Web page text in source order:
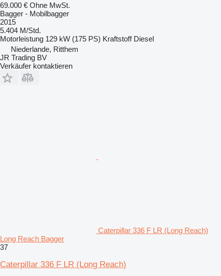
69.000 € Ohne MwSt.
Bagger - Mobilbagger
2015
5.404 M/Std.
Motorleistung 129 kW (175 PS) Kraftstoff Diesel
Niederlande, Ritthem
JR Trading BV
Verkäufer kontaktieren
Caterpillar 336 F LR (Long Reach)
Long Reach Bagger
37
Caterpillar 336 F LR (Long Reach)